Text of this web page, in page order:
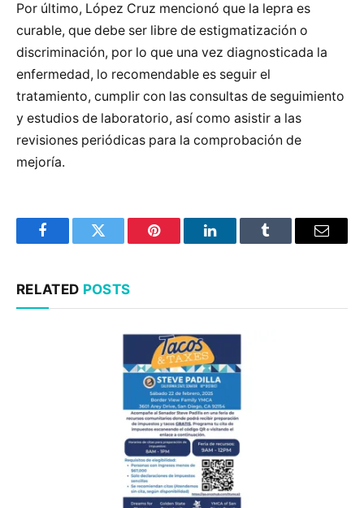
Por último, López Cruz mencionó que la lepra es
curable, que debe ser libre de estigmatización o
discriminación, por lo que una vez diagnosticada la
enfermedad, lo recomendable es seguir el
tratamiento, cumplir con las consultas de seguimiento
y estudios de laboratorio, así como asistir a las
revisiones periódicas para la comprobación de
mejoría.
FacebookTwitter Pinterest LinkedInTumblr Email
RELATED POSTS